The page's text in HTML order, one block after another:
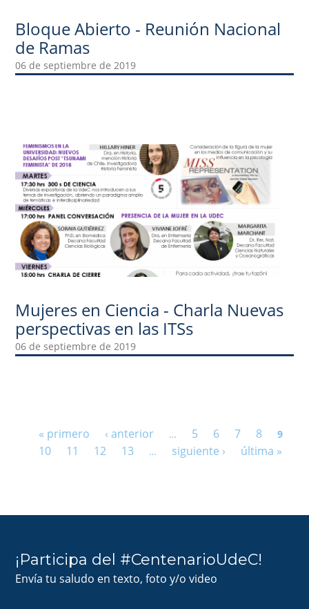
Bloque Abierto - Reunión Nacional
de Ramas
06 de septiembre de 2019
Mujeres en Ciencia - Charla Nuevas
perspectivas en las ITSs
06 de septiembre de 2019
Páginas
« primero ‹ anterior … 5 6 7 8 9
10 11 12 13 … siguiente › última »
¡Participa del #CentenarioUdeC!
Envía tu saludo en texto, foto y/o video